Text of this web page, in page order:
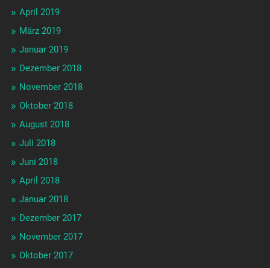
April 2019
März 2019
Januar 2019
Dezember 2018
November 2018
Oktober 2018
August 2018
Juli 2018
Juni 2018
April 2018
Januar 2018
Dezember 2017
November 2017
Oktober 2017